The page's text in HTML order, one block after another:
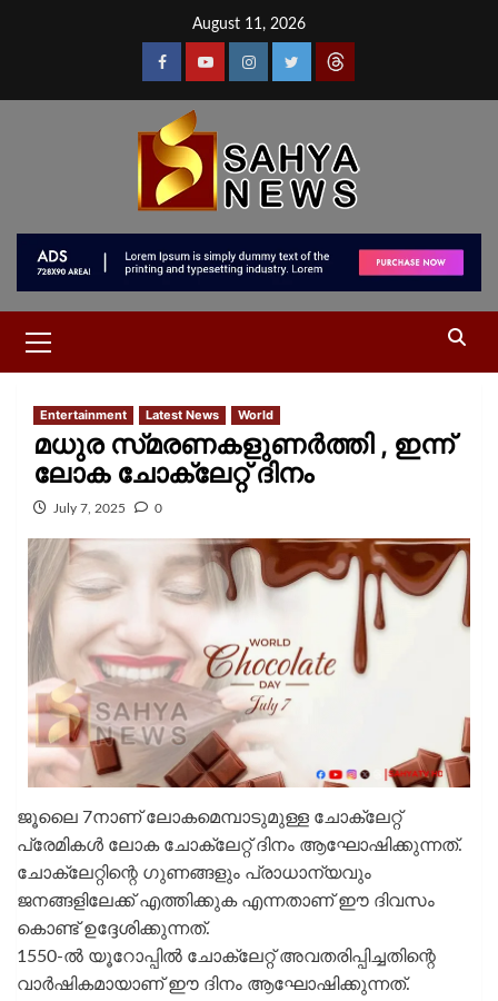
August 11, 2026
Entertainment Latest News World
മധുര സ്‌മരണകളുണർത്തി , ഇന്ന്
ലോക ചോക്ലേറ്റ് ദിനം
July 7, 2025 0
ജൂലൈ 7നാണ് ലോകമെമ്പാടുമുള്ള ചോക്ലേറ്റ്
പ്രേമികൾ ലോക ചോക്ലേറ്റ് ദിനം ആഘോഷിക്കുന്നത്.
ചോക്ലേറ്റിന്റെ ഗുണങ്ങളും പ്രാധാന്യവും
ജനങ്ങളിലേക്ക് എത്തിക്കുക എന്നതാണ് ഈ ദിവസം
കൊണ്ട് ഉദ്ദേശിക്കുന്നത്.
1550-ൽ യൂറോപ്പിൽ ചോക്ലേറ്റ് അവതരിപ്പിച്ചതിന്റെ
വാർഷികമായാണ് ഈ ദിനം ആഘോഷിക്കുന്നത്.